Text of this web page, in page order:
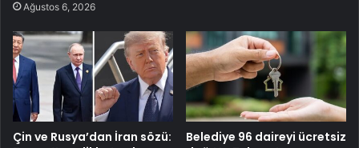
Ağustos 6, 2026
Çin ve Rusya’dan İran sözü:
Belediye 96 daireyi ücretsiz